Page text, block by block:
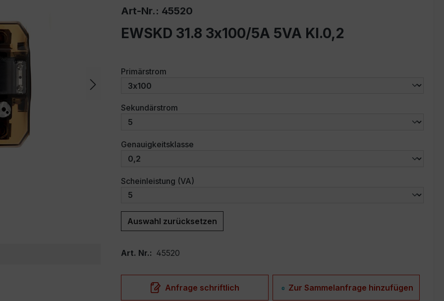
Art-Nr.: 45520
EWSKD 31.8 3x100/5A 5VA Kl.0,2
Primärstrom
Sekundärstrom
Genauigkeitsklasse
Scheinleistung (VA)
Auswahl zurücksetzen
Art. Nr.: 45520
Anfrage schriftlich Zur Sammelanfrage hinzufügen